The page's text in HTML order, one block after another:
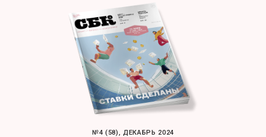
№4 (58), ДЕКАБРЬ 2024